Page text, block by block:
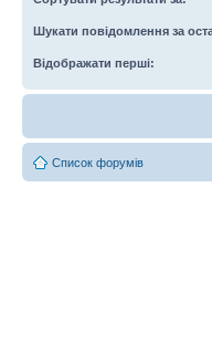
Шукати повідомлення за
Відображати перші:
Список форумів